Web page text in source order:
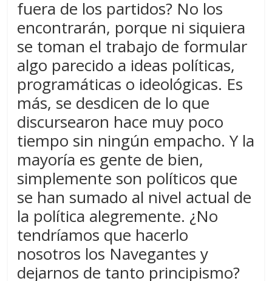
fuera de los partidos? No los
encontrarán, porque ni siquiera
se toman el trabajo de formular
algo parecido a ideas políticas,
programáticas o ideológicas. Es
más, se desdicen de lo que
discursearon hace muy poco
tiempo sin ningún empacho. Y la
mayoría es gente de bien,
simplemente son políticos que
se han sumado al nivel actual de
la política alegremente. ¿No
tendríamos que hacerlo
nosotros los Navegantes y
dejarnos de tanto principismo?